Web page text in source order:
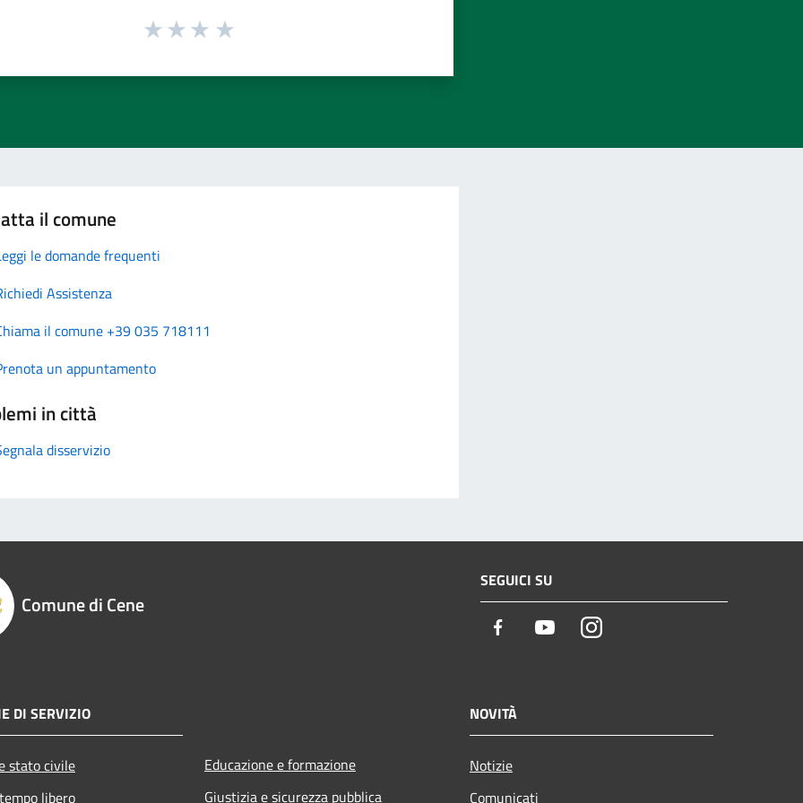
il comune
le domande frequenti
Assistenza
il comune +39 035 718111
un appuntamento
in città
disservizio
Comune di Cene
SEGUICI SU
Facebook YoutubeInstagram
DI SERVIZIO
stato civile
libero
Educazione e formazione
Giustizia e sicurezza pubblica
NOVITÀ
Notizie
Comunicati